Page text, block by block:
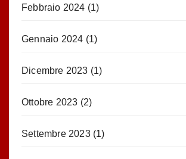
Febbraio 2024 (1)
Gennaio 2024 (1)
Dicembre 2023 (1)
Ottobre 2023 (2)
Settembre 2023(1)